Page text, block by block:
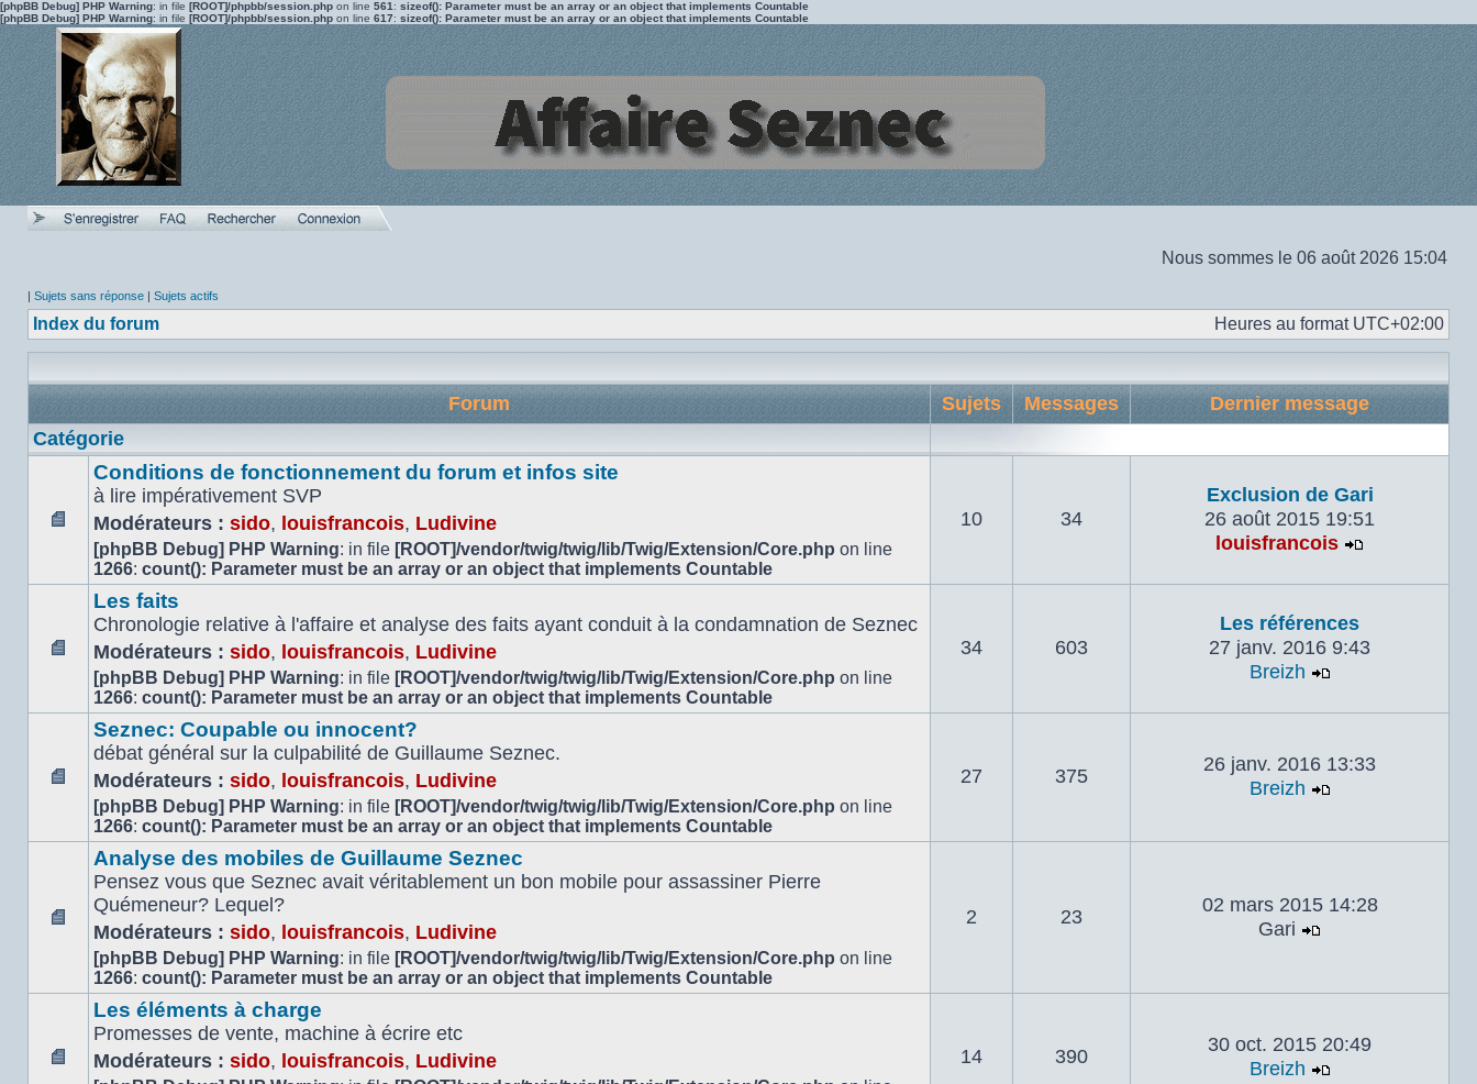
[phpBB Debug] PHP Warning: in file [ROOT]/phpbb/session.php on line 561 : sizeof(): Parameter must be an array or an object that implements Countable
[phpBB Debug] PHP Warning: in file [ROOT]/phpbb/session.php on line 617: sizeof(): Parameter must be an array or an object that implements Countable
Nous sommes le 06 août 2026 15:04
| Sujets sans réponse | Sujets actifs
Index du forum Heures au format UTC+02:00
Forum Sujets Messages
Dernier message
Catégorie
Aucun
message
non
Conditions de fonctionnement du forum et infos site
à lire impérativement SVP
Modérateurs : sido, louisfrancois, Ludivine
[phpBB Debug] PHP Warning: in file [ROOT]/vendor/twig/twig/lib/Twig/Extension/Core.php on line
1266: count(): Parameter must be an array or an object that implements Countable
10 34
Exclusion de Gari
26 août 2015 19:51
louisfrancois
Aucun
message
non
lu
Les faits
Chronologie relative à l'affaire et analyse des faits ayant conduit à la condamnation de Seznec
Modérateurs : sido, louisfrancois, Ludivine
[phpBB Debug] PHP Warning: in file [ROOT]/vendor/twig/twig/lib/Twig/Extension/Core.php on line
1266: count(): Parameter must be an array or an object that implements Countable
34 603
Les références
27 janv. 2016 9:43
Breizh
Aucun
message
non
lu
Seznec: Coupable ou innocent?
débat général sur la culpabilité de Guillaume Seznec.
Modérateurs : sido, louisfrancois, Ludivine
[phpBB Debug] PHP Warning: in file [ROOT]/vendor/twig/twig/lib/Twig/Extension/Core.php on line
1266: count(): Parameter must be an array or an object that implements Countable
27 375
26 janv. 2016 13:33
Breizh
Aucun
message
non
lu
Analyse des mobiles de Guillaume Seznec
Pensez vous que Seznec avait véritablement un bon mobile pour assassiner Pierre
Quémeneur? Lequel?
Modérateurs : sido, louisfrancois, Ludivine
[phpBB Debug] PHP Warning: in file [ROOT]/vendor/twig/twig/lib/Twig/Extension/Core.php on line
1266: count(): Parameter must be an array or an object that implements Countable
2 23
02 mars 2015 14:28
Gari
Aucun
Les éléments à charge
Promesses de vente, machine à écrire etc
Modérateurs : sido, louisfrancois, Ludivine 14 390
30 oct. 2015 20:49
Breizh